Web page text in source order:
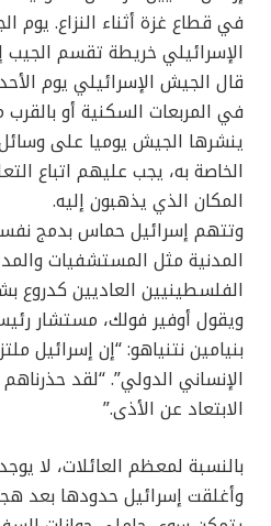
في قطاع غزة أثناء النزاع. يوم
الإسرائيلي خريطة تقسم الجيب
قال الجيش الإسرائيلي يوم
في المربعات السكنية أو
ينشرها الجيش يوميا على
الخاصة به، يجب عليهم اتباع
المكان الذي يذهبون إليه.
وتتهم إسرائيل حماس بدمج
المدنية مثل المستشفيات
الفلسطينيين العاديين كدروع
ويقول أوفير فولك، مستشار
الإنساني الدولي”. “لقد
الابتعاد عن الأذى.”
بالنسبة لمعظم العائلات، لا
وأغلقت إسرائيل حدودها بعد